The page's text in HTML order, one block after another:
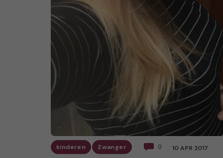
kinderen Zwanger 0 10 APR 2017